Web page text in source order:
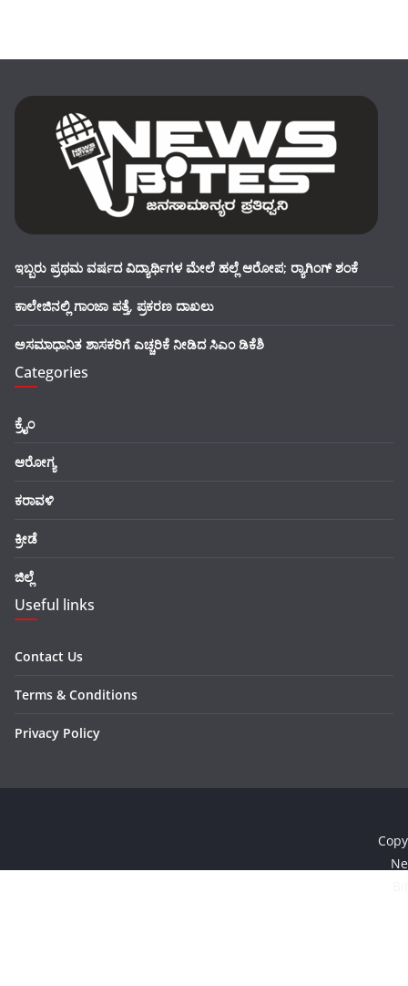
ಇಬ್ಬರು ಪ್ರಥಮ ವರ್ಷದ ವಿದ್ಯಾರ್ಥಿಗಳ ಮೇಲೆ ಹಲ್ಲೆ ಆರೋಪ; ರ‍್ಯಾಗಿಂಗ್ ಶಂಕೆ
ಕಾಲೇಜಿನಲ್ಲಿ ಗಾಂಜಾ ಪತ್ತೆ, ಪ್ರಕರಣ ದಾಖಲು
ಅಸಮಾಧಾನಿತ ಶಾಸಕರಿಗೆ ಎಚ್ಚರಿಕೆ ನೀಡಿದ ಸಿಎಂ ಡಿಕೆಶಿ
Categories
ಕ್ರೈಂ
ಆರೋಗ್ಯ
ಕರಾವಳಿ
ಕ್ರೀಡೆ
ಜಿಲ್ಲೆ
Useful links
Contact Us
Terms & Conditions
Privacy Policy